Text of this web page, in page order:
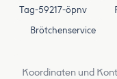
Tag-59217-öpnv
Brötchenservice
Koordinaten und